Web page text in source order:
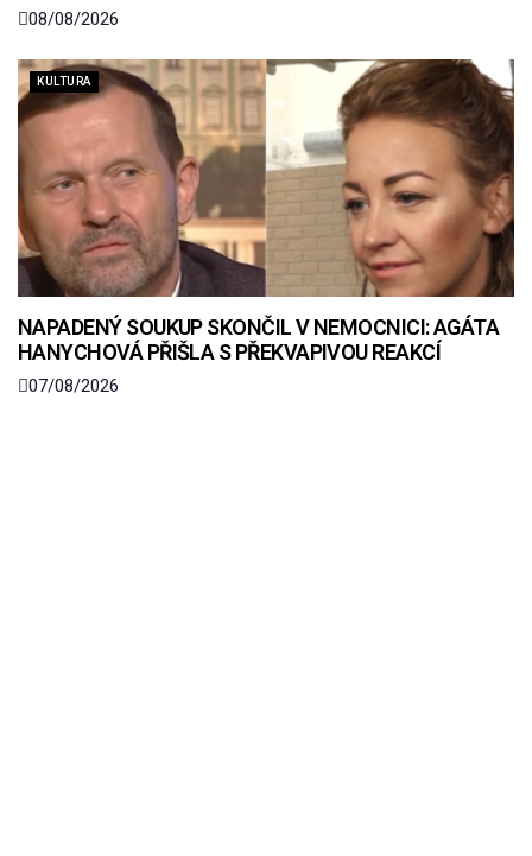
08/08/2026
KULTURA
NAPADENÝ SOUKUP SKONČIL V NEMOCNICI: AGÁTA
HANYCHOVÁ PŘIŠLA S PŘEKVAPIVOU REAKCÍ
07/08/2026